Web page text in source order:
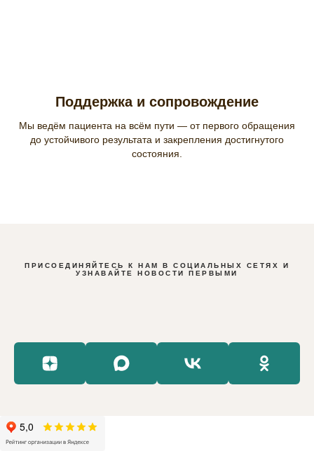
Поддержка и сопровождение
Мы ведём пациента на всём пути — от первого обращения
до устойчивого результата и закрепления достигнутого
состояния.
ПРИСОЕДИНЯЙТЕСЬ К НАМ В СОЦИАЛЬНЫХ СЕТЯХ И
УЗНАВАЙТЕ НОВОСТИ ПЕРВЫМИ